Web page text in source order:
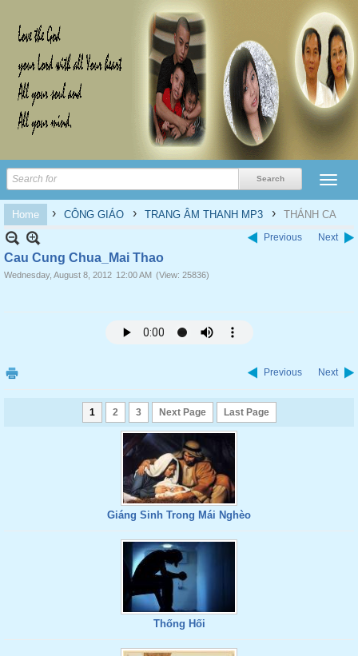
Home › CÔNG GIÁO › TRANG ÂM THANH MP3 › THÁNH CA
Previous Next
Cau Cung Chua_Mai Thao
Wednesday, August 8, 2012 12:00 AM (View: 25836)
Previous Next
1 2 3 Next Page Last Page
Giáng Sinh Trong Mái Nghèo
Thống Hối